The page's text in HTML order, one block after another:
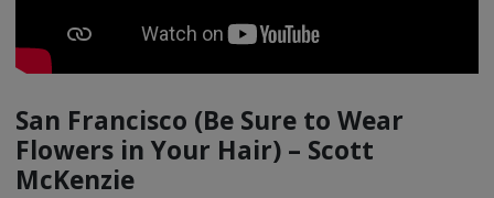
San Francisco (Be Sure to Wear
Flowers in Your Hair) – Scott
McKenzie